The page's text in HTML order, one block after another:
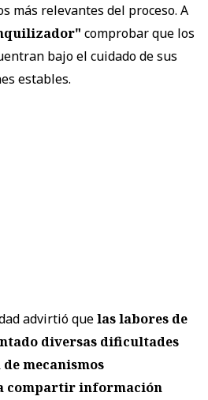
más relevantes del proceso. A
comprobar que los
bajo el cuidado de sus
estables.
advirtió quelas labores de
diversas dificultades
mecanismos
compartir información